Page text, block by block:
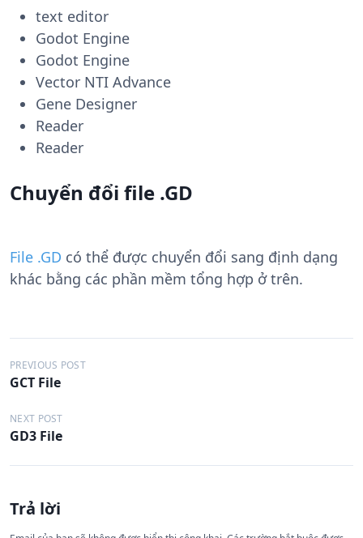
text editor
Godot Engine
Godot Engine
Vector NTI Advance
Gene Designer
Reader
Reader
Chuyển đổi file .GD
File .GD có thể được chuyển đổi sang định dạng
khác bằng các phần mềm tổng hợp ở trên.
Đ
i
ề
u
h
ớ
PREVIOUS POST
GCT File
NEXT POST
GD3 File
Trả lời